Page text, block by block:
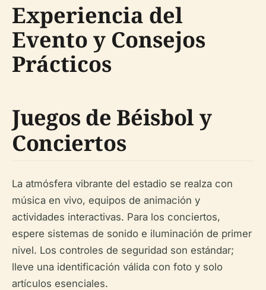
Experiencia del
Evento y Consejos
Prácticos
Juegos de Béisbol y
Conciertos
La atmósfera vibrante del estadio se realza con
música en vivo, equipos de animación y
actividades interactivas. Para los conciertos,
espere sistemas de sonido e iluminación de primer
nivel. Los controles de seguridad son estándar;
lleve una identificación válida con foto y solo
artículos esenciales.